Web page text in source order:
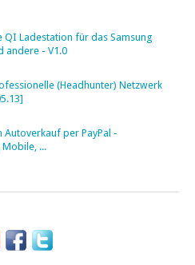
QI Ladestation für das Samsung
andere - V1.0
(Headhunter) Netzwerk
Autoverkauf per PayPal -
...